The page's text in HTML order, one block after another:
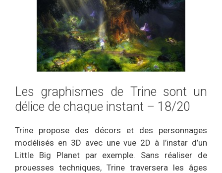
Les graphismes de Trine sont un
délice de chaque instant – 18/20
Trine propose des décors et des personnages
modélisés en 3D avec une vue 2D à l’instar d’un
Little Big Planet par exemple. Sans réaliser de
prouesses techniques, Trine traversera les âges